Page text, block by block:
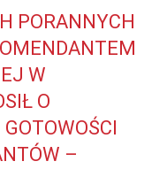
PORANNYCH
W
O
–